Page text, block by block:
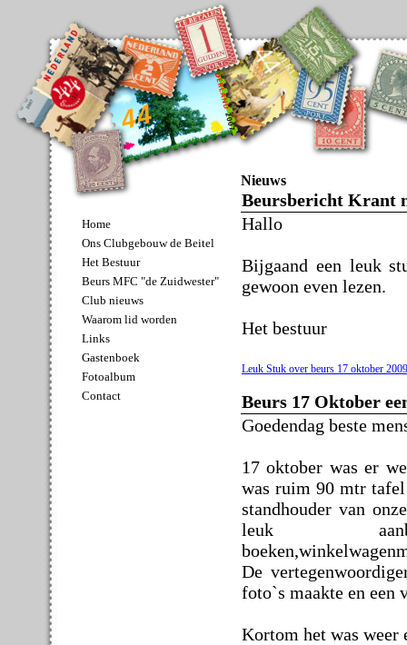
Home
Ons Clubgebouw de Beitel
Het Bestuur
Beurs MFC "de Zuidwester"
Club nieuws
Waarom lid worden
Links
Gastenboek
Fotoalbum
Contact
Nieuws
Beursbericht Krant
Hallo
Bijgaand een leuk
gewoon even lezen.
Het bestuur
Leuk Stuk over beurs 17 oktober
Beurs 17 Oktober
Goedendag beste
17 oktober was er
was ruim 90 mtr tafel
standhouder van
leuk
De
foto`s maakte en een
Kortom het was weer